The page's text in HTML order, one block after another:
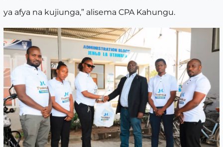
ya afya na kujiunga,” alisema CPA Kahungu.